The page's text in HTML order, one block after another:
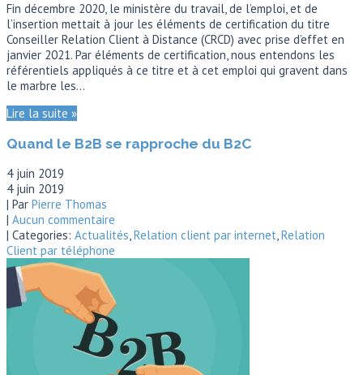
Fin décembre 2020, le ministère du travail, de l’emploi, et de
l’insertion mettait à jour les éléments de certification du titre
Conseiller Relation Client à Distance (CRCD) avec prise d’effet en
janvier 2021. Par éléments de certification, nous entendons les
référentiels appliqués à ce titre et à cet emploi qui gravent dans
le marbre les…
Lire la suite »
Quand le B2B se rapproche du B2C
4 juin 2019
4 juin 2019
| Par Pierre Thomas
| Aucun commentaire
| Categories: Actualités,Relation client par internet,Relation
Client par téléphone